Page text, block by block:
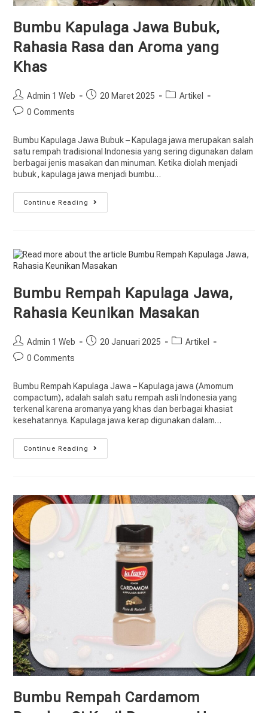
Bumbu Kapulaga Jawa Bubuk,
Rahasia Rasa dan Aroma yang
Khas
Admin 1 Web 20 Maret 2025
Artikel
0 Comments
Bumbu Kapulaga Jawa Bubuk – Kapulaga jawa merupakan salah
satu rempah tradisional Indonesia yang sering digunakan dalam
berbagai jenis masakan dan minuman. Ketika diolah menjadi
bubuk, kapulaga jawa menjadi bumbu…
Continue Reading
Bumbu Rempah Kapulaga Jawa,
Rahasia Keunikan Masakan
Admin 1 Web 20 Januari 2025
Artikel
0 Comments
Bumbu Rempah Kapulaga Jawa – Kapulaga jawa (Amomum
compactum), adalah salah satu rempah asli Indonesia yang
terkenal karena aromanya yang khas dan berbagai khasiat
kesehatannya. Kapulaga jawa kerap digunakan dalam…
Continue Reading
Bumbu Rempah Cardamom